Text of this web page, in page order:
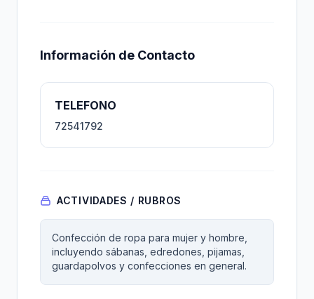
Información de Contacto
TELEFONO
72541792
ACTIVIDADES / RUBROS
Confección de ropa para mujer y hombre,
incluyendo sábanas, edredones, pijamas,
guardapolvos y confecciones en general.